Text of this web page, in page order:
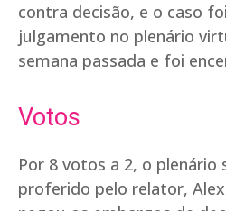
contra decisão, e o caso
julgamento no plenário
semana passada e foi
Votos
Por 8 votos a 2, o plenário
proferido pelo relator,